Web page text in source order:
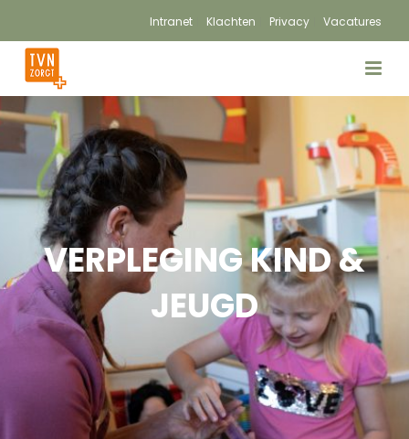
Intranet Klachten Privacy Vacatures
VERPLEGING KIND &
JEUGD